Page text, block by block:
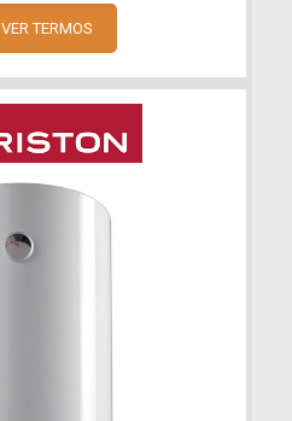
VER TERMOS